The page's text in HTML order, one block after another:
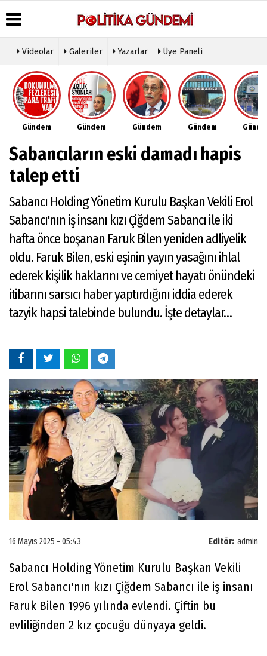
Üye Paneli
Haber
Arşivi
Gazete
Arşivi
Haberleri
Hava
Durumu
Gazete
Manşetleri
Anketler
Biyografiler
Köşe
Yazarları
Video
Galeri
Foto
Etkinlikler
Künye
İletişim
Çerez
Politikası
İlkeleri
Videolar Galeriler Yazarlar Üye Paneli
Gündem Gündem Gündem Gündem
Sabancıların eski damadı hapis
talep etti
Sabancı Holding Yönetim Kurulu Başkan Vekili Erol
Sabancı'nın iş insanı kızı Çiğdem Sabancı ile iki
hafta önce boşanan Faruk Bilen yeniden adliyelik
oldu. Faruk Bilen, eski eşinin yayın yasağını ihlal
ederek kişilik haklarını ve cemiyet hayatı önündeki
itibarını sarsıcı haber yaptırdığını iddia ederek
tazyik hapsi talebinde bulundu. İşte detaylar…
Editör: admin
16 Mayıs 2025 - 05:43
Sabancı Holding Yönetim Kurulu Başkan Vekili
Erol Sabancı'nın kızı Çiğdem Sabancı ile iş insanı
Faruk Bilen 1996 yılında evlendi. Çiftin bu
evliliğinden 2 kız çocuğu dünyaya geldi.